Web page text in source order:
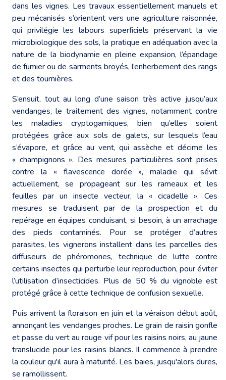
dans les vignes. Les travaux essentiellement manuels et
peu mécanisés s’orientent vers une agriculture raisonnée,
qui privilégie les labours superficiels préservant la vie
microbiologique des sols, la pratique en adéquation avec la
nature de la biodynamie en pleine expansion, l’épandage
de fumier ou de sarments broyés, l’enherbement des rangs
et des tournières.
S’ensuit, tout au long d’une saison très active jusqu’aux
vendanges, le traitement des vignes, notamment contre
les maladies cryptogamiques, bien qu’elles soient
protégées grâce aux sols de galets, sur lesquels l’eau
s’évapore, et grâce au vent, qui assèche et décime les
« champignons ». Des mesures particulières sont prises
contre la « flavescence dorée », maladie qui sévit
actuellement, se propageant sur les rameaux et les
feuilles par un insecte vecteur, la « cicadelle ». Ces
mesures se traduisent par de la prospection et du
repérage en équipes conduisant, si besoin, à un arrachage
des pieds contaminés. Pour se protéger d’autres
parasites, les vignerons installent dans les parcelles des
diffuseurs de phéromones, technique de lutte contre
certains insectes qui perturbe leur reproduction, pour éviter
l’utilisation d’insecticides. Plus de 50 % du vignoble est
protégé grâce à cette technique de confusion sexuelle.
Puis arrivent la floraison en juin et la véraison début août,
annonçant les vendanges proches. Le grain de raisin gonfle
et passe du vert au rouge vif pour les raisins noirs, au jaune
translucide pour les raisins blancs. Il commence à prendre
la couleur qu'il aura à maturité. Les baies, jusqu'alors dures,
se ramollissent.